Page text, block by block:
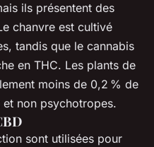
ils présentent des
chanvre est cultivé
tandis que le cannabis
en THC. Les plants de
moins de 0,2 % de
non psychotropes.
sont utilisées pour